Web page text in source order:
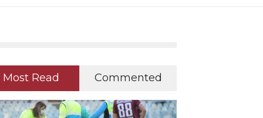
Most Read Commented